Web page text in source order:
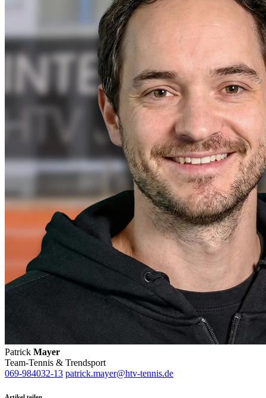
Patrick Mayer
Team-Tennis & Trendsport
069-984032-13 patrick.mayer@htv-tennis.de